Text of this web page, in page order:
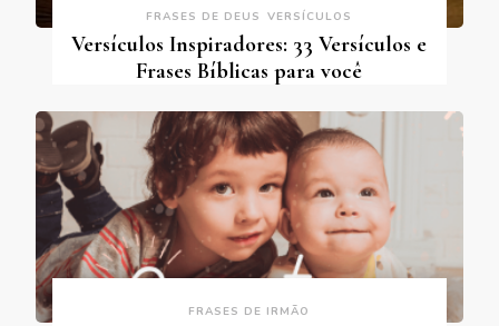
FRASES DE DEUS VERSÍCULOS
Versículos Inspiradores: 33 Versículos e
Frases Bíblicas para você
FRASES DE IRMÃO